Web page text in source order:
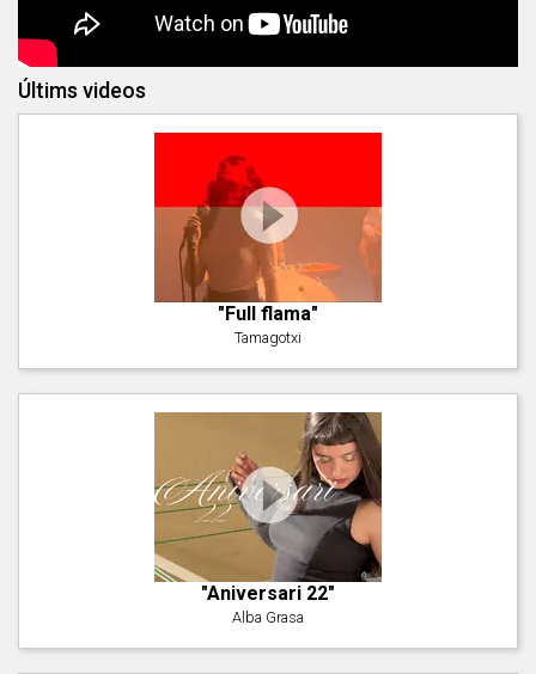
Últims videos
"Full flama"
Tamagotxi
"Aniversari 22"
Alba Grasa